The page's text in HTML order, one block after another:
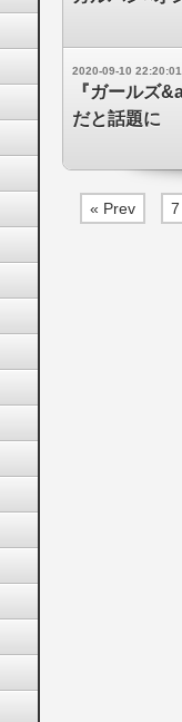
2020-09-10 22:20:01
『ガールズ
だと話題に
« Prev 7